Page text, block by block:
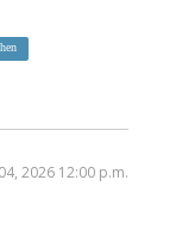
2026 12:00 p.m.